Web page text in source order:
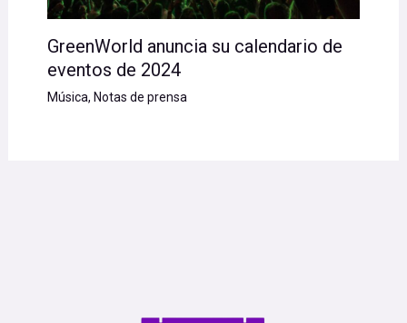
GreenWorld anuncia su calendario de
eventos de 2024
Música, Notas de prensa